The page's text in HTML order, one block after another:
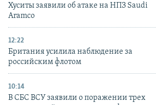
Хуситы заявили об атаке на НПЗ Saudi
Aramco
12:22
Британия усилила наблюдение за
российским флотом
10:14
В СБС ВСУ заявили о поражении трех